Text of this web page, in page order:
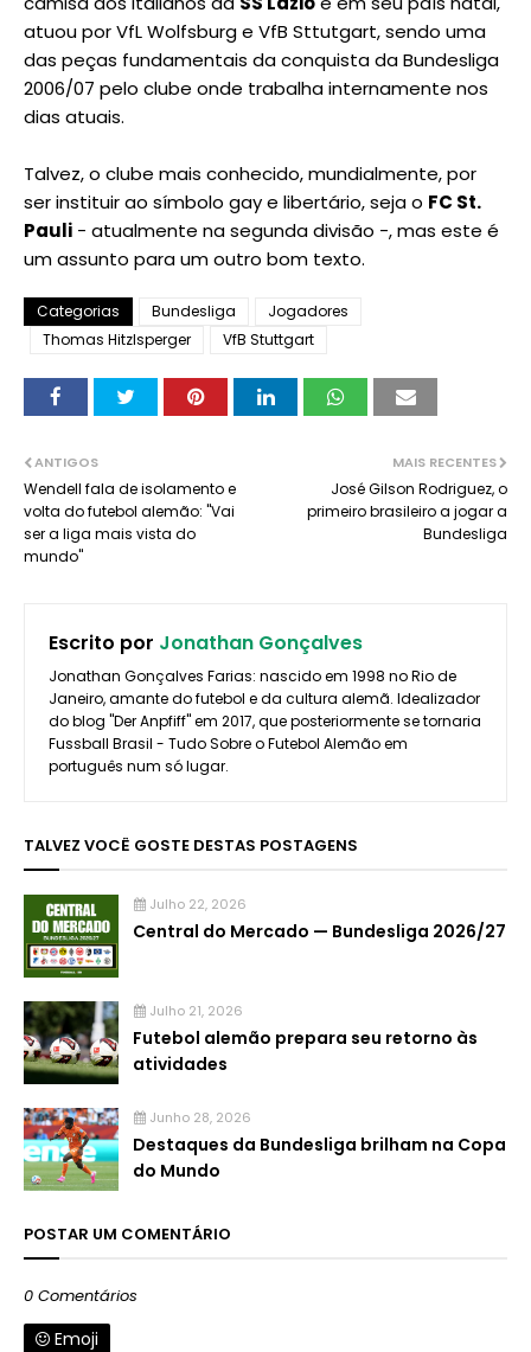
atuou por VfL Wolfsburg e VfB Sttutgart, sendo uma
das peças fundamentais da conquista da Bundesliga
2006/07 pelo clube onde trabalha internamente nos
dias atuais.
Talvez, o clube mais conhecido, mundialmente, por
ser instituir ao símbolo gay e libertário, seja o FC St.
Pauli - atualmente na segunda divisão -, mas este é
um assunto para um outro bom texto.
Categorias Bundesliga
Jogadores
Thomas Hitzlsperger
VfB Stuttgart
MAIS RECENTES
José Gilson Rodriguez, o
primeiro brasileiro a jogar a
Bundesliga
ANTIGOS
Wendell fala de isolamento e
volta do futebol alemão: "Vai
ser a liga mais vista do
mundo"
Escrito por Jonathan Gonçalves
Jonathan Gonçalves Farias: nascido em 1998 no Rio de
Janeiro, amante do futebol e da cultura alemã. Idealizador
do blog "Der Anpfiff" em 2017, que posteriormente se tornaria
Fussball Brasil - Tudo Sobre o Futebol Alemão em
português num só lugar.
TALVEZ VOCÊ GOSTE DESTAS POSTAGENS
Julho 22, 2026
Central do Mercado — Bundesliga 2026/27
Julho 21, 2026
Futebol alemão prepara seu retorno às
atividades
Junho 28, 2026
Destaques da Bundesliga brilham na Copa
do Mundo
POSTAR UM COMENTÁRIO
0 Comentários
Emoji